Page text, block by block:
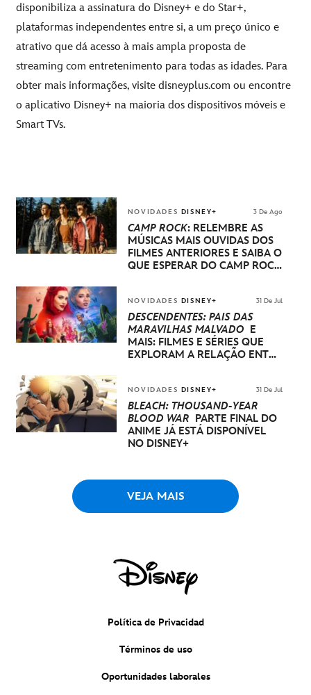
disponibiliza a assinatura do Disney+ e do Star+,
plataformas independentes entre si, a um preço único e
atrativo que dá acesso à mais ampla proposta de
streaming com entretenimento para todas as idades. Para
obter mais informações, visite disneyplus.com ou encontre
o aplicativo Disney+ na maioria dos dispositivos móveis e
Smart TVs.
NOVIDADES DISNEY+ 3 De Ago
CAMP ROCK: RELEMBRE AS
MÚSICAS MAIS OUVIDAS DOS
FILMES ANTERIORES E SAIBA O
QUE ESPERAR DO CAMP ROCK
NOVIDADES DISNEY+ 31 De Jul
DESCENDENTES: PAÍS DAS
MARAVILHAS MALVADO E
MAIS: FILMES E SÉRIES QUE
EXPLORAM A RELAÇÃO ENTRE
NOVIDADES DISNEY+ 31 De Jul
BLEACH: THOUSAND-YEAR
BLOOD WAR PARTE FINAL DO
ANIME JÁ ESTÁ DISPONÍVEL
NO DISNEY+
VEJA MAIS
Política de Privacidad
Términos de uso
Oportunidades laborales